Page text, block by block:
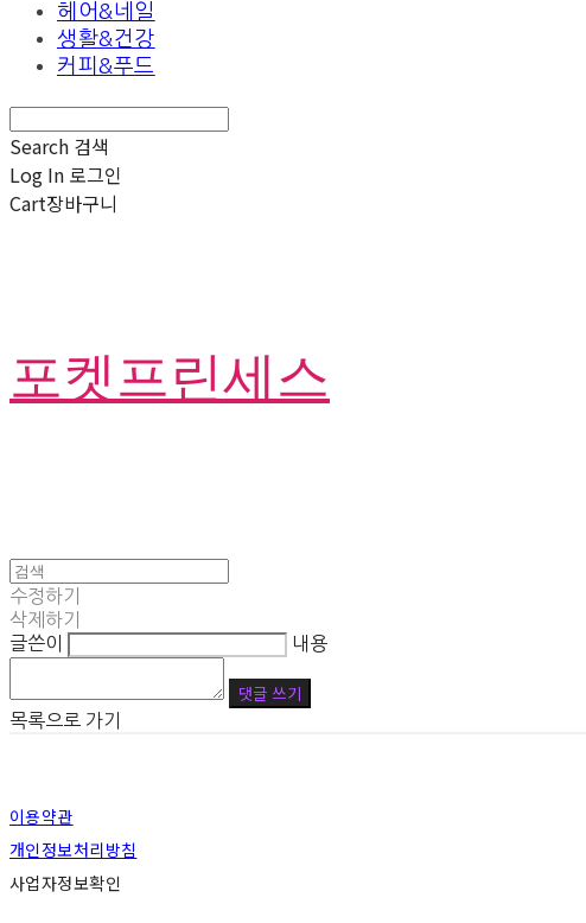
헤어&네일
생활&건강
커피&푸드
Search 검색
Log In 로그인
Cart장바구니
포켓프린세스
수정하기
삭제하기
글쓴이
내용
댓글 쓰기
목록으로 가기
이용약관
개인정보처리방침
사업자정보확인